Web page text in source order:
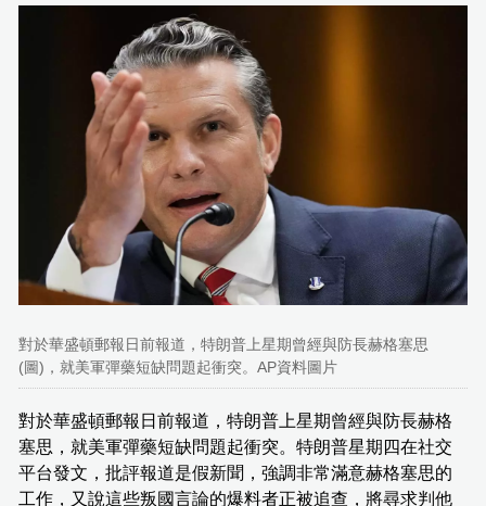
對於華盛頓郵報日前報道，特朗普上星期曾經與防長赫格塞思
(圖)，就美軍彈藥短缺問題起衝突。AP資料圖片
對於華盛頓郵報日前報道，特朗普上星期曾經與防長赫格
塞思，就美軍彈藥短缺問題起衝突。特朗普星期四在社交
平台發文，批評報道是假新聞，強調非常滿意赫格塞思的
工作，又說這些叛國言論的爆料者正被追查，將尋求判他